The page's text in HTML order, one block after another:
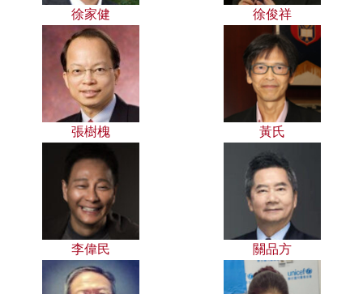
徐家健 徐俊祥
張樹槐 黃氏
李偉民 關品方